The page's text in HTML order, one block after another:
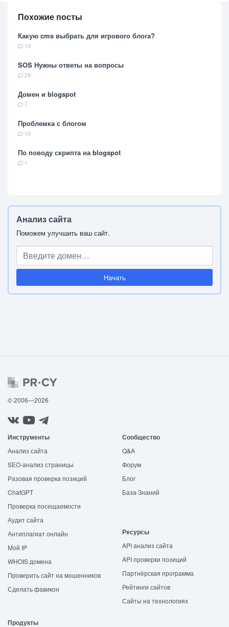
Похожие посты
Какую cms выбрать для игрового блога?
13
SOS Нужны ответы на вопросы
29
Домен и blogspot
7
Проблемка с блогом
10
По поводу скрипта на blogspot
1
Анализ сайта
Поможем улучшить ваш сайт.
Начать
© 2006—2026
Инструменты
Анализ сайта
SEO-анализ страницы
Разовая проверка позиций
ChatGPT
Проверка посещаемости
Аудит сайта
Антиплагиат онлайн
Мой IP
WHOIS домена
Проверить сайт на мошенников
Сделать фавикон
Сообщество
Q&A
Форум
Блог
База Знаний
Ресурсы
API анализ сайта
API проверки позиций
Партнёрская программа
Рейтинги сайтов
Сайты на технологиях
Продукты